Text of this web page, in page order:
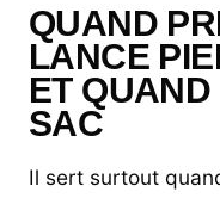
QUAND
LANCE
ET
SAC
Il sert surtout